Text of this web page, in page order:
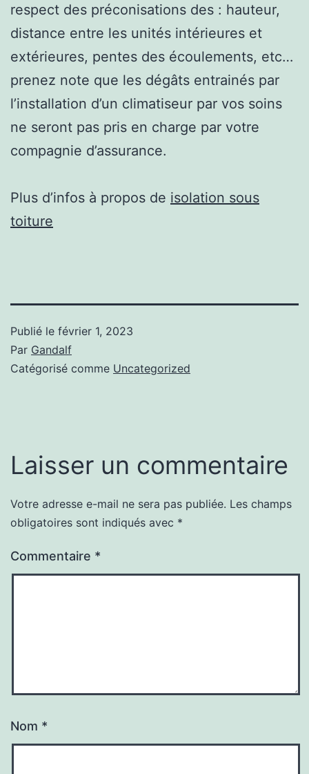
respect des préconisations des : hauteur,
distance entre les unités intérieures et
extérieures, pentes des écoulements, etc…
prenez note que les dégâts entrainés par
l’installation d’un climatiseur par vos soins
ne seront pas pris en charge par votre
compagnie d’assurance.
Plus d’infos à propos de isolation sous
toiture
Publié le février 1, 2023
Par Gandalf
Catégorisé comme Uncategorized
Laisser un commentaire
Votre adresse e-mail ne sera pas publiée. Les champs
obligatoires sont indiqués avec *
Commentaire *
Nom *